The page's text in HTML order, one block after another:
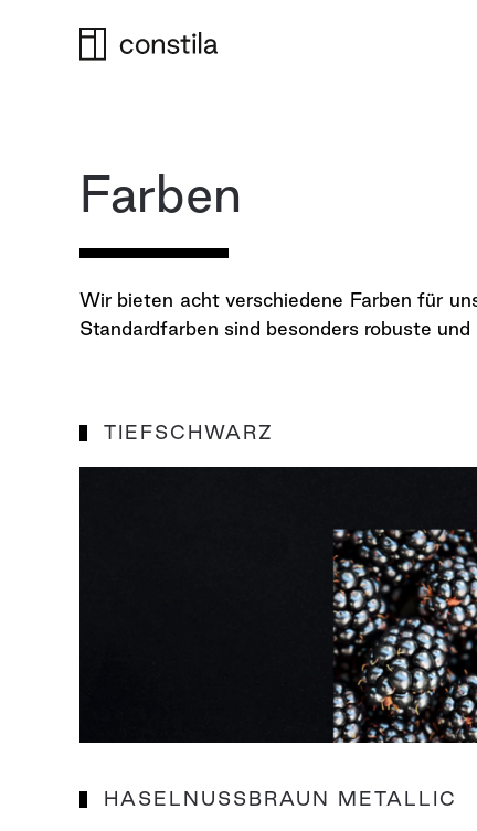
Farben
Wir bieten acht verschiedene Farben für
Standardfarben sind besonders robuste
TIEFSCHWARZ
HASELNUSSBRAUN METALLIC